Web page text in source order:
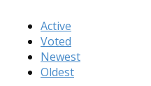
Active
Voted
Newest
Oldest